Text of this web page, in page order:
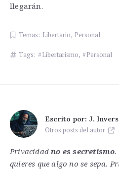
llegarán.
Temas: Libertario, Personal
Tags: Libertarismo, Personal
Escrito por: J.
Otros posts del autor
Privacidad no es secretismo.
quieres que algo no se sepa.